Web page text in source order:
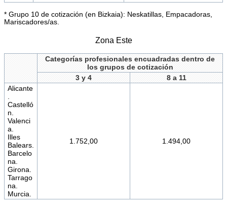
* Grupo 10 de cotización (en Bizkaia): Neskatillas, Empacadoras,
Mariscadores/as.
Zona Este
Categorías profesionales encuadradas dentro de
los grupos de cotización
3 y 4
8 a 11
Alicante
.
Castelló
n.
Valenci
a.
Illes
Balears.
Barcelo
na.
Girona.
Tarrago
na.
Murcia.
1.752,00 1.494,00